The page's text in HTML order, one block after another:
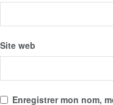
Site web
Enregistrer mon nom,